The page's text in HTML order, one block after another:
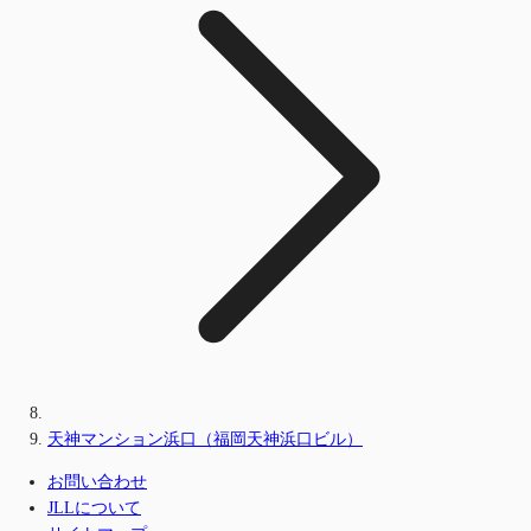
天神マンション浜口（福岡天神浜口ビル）
お問い合わせ
JLLについて